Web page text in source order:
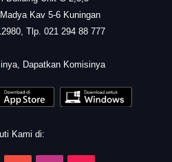
Kav 5-6 Kuningan
Tlp. 021 294 88 777
Dapatkan Komisinya
Kami di: